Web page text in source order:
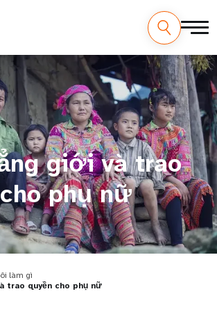
giới và trao
phụ nữ
làm gì
trao quyền cho phụ nữ